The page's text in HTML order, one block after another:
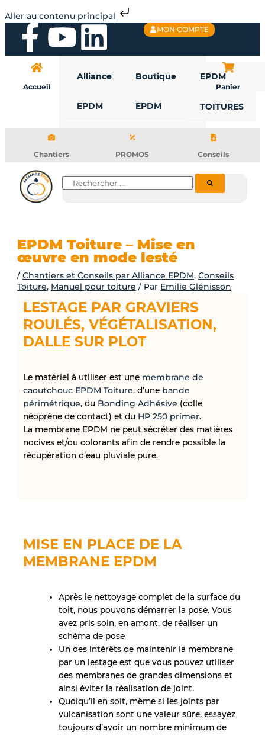
Aller au contenu principal
au
contenuF
a
c
b
o
o
k
-
f
Y
o
u
u
b
L
i
n
d
n
MON COMPTE
Accueil
Alliance
EPDM
Boutique
EPDM
EPDM
TOITURES
Panier
Chantiers PROMOS Conseils
Rechercher
EPDM Toiture – Mise en
œuvre en mode lesté
/Chantiers et Conseils par Alliance EPDM,Conseils
Toiture, Manuel pour toiture / Par Emilie Glénisson
LESTAGE PAR GRAVIERS
ROULÉS, VÉGÉTALISATION,
DALLE SUR PLOT
Le matériel à utiliser est une membrane de
caoutchouc EPDM Toiture, d’une bande
périmétrique, du Bonding Adhésive (colle
néoprène de contact) et du HP 250 primer.
La membrane EPDM ne peut sécréter des matières
nocives et/ou colorants afin de rendre possible la
récupération d’eau pluviale pure.
MISE EN PLACE DE LA
MEMBRANE EPDM
Après le nettoyage complet de la surface du
toit, nous pouvons démarrer la pose. Vous
avez pris soin, en amont, de réaliser un
schéma de pose
Un des intérêts de maintenir la membrane
par un lestage est que vous pouvez utiliser
des membranes de grandes dimensions et
ainsi éviter la réalisation de joint.
Quoiqu’il en soit, même si les joints par
vulcanisation sont une valeur sûre, essayez
toujours d’avoir un nombre minimum de